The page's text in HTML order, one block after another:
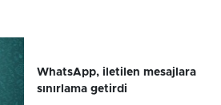
WhatsApp, iletilen mesajlara
sınırlama getirdi